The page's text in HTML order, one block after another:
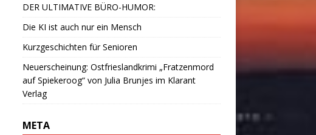
DER ULTIMATIVE BÜRO-HUMOR:
Die KI ist auch nur ein Mensch
Kurzgeschichten für Senioren
Neuerscheinung: Ostfrieslandkrimi „Fratzenmord
auf Spiekeroog“ von Julia Brunjes im Klarant
Verlag
META